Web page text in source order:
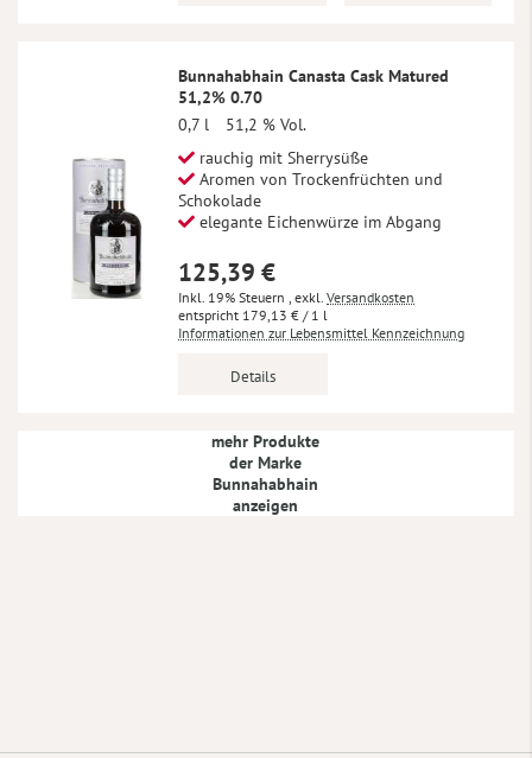
Bunnahabhain Canasta Cask Matured
51,2% 0.70
0,7 l
51,2 % Vol.
rauchig mit Sherrysüße
Aromen von Trockenfrüchten und
Schokolade
elegante Eichenwürze im Abgang
125,39 €
Inkl. 19% Steuern , exkl. Versandkosten
179,13 € / 1 l
Informationen zur Lebensmittel Kennzeichnung
Details
mehr Produkte
der Marke
Bunnahabhain
anzeigen